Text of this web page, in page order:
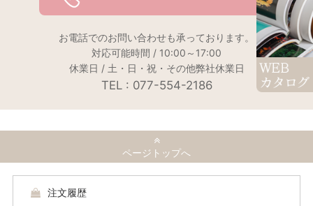
お電話でのお問い合わせも承っております。
対応可能時間 / 10:00～17:00
休業日 / 土・日・祝・その他弊社休業日
TEL : 077-554-2186
ページトップへ
注文履歴